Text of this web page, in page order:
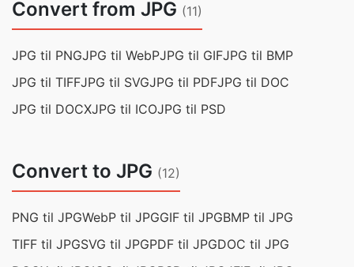
Convert from JPG (11)
JPG til PNGJPG til WebPJPG til GIFJPG til BMP
JPG til TIFFJPG til SVGJPG til PDFJPG til DOC
JPG til DOCXJPG til ICOJPG til PSD
Convert to JPG (12)
PNG til JPGWebP til JPGGIF til JPGBMP til JPG
TIFF til JPGSVG til JPGPDF til JPGDOC til JPG